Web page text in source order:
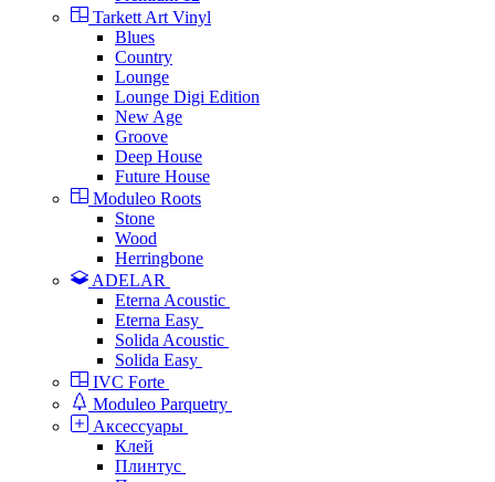
Tarkett Art Vinyl
Blues
Country
Lounge
Lounge Digi Edition
New Age
Groove
Deep House
Future House
Moduleo Roots
Stone
Wood
Herringbone
ADELAR
Eterna Acoustic
Eterna Easy
Solida Acoustic
Solida Easy
IVC Forte
Moduleo Parquetry
Аксессуары
Клей
Плинтус